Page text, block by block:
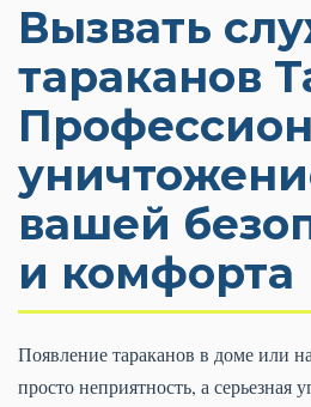
Вызвать
тараканов
вашей
и комфорта
Появление тараканов в доме или
просто неприятность, а серьезная